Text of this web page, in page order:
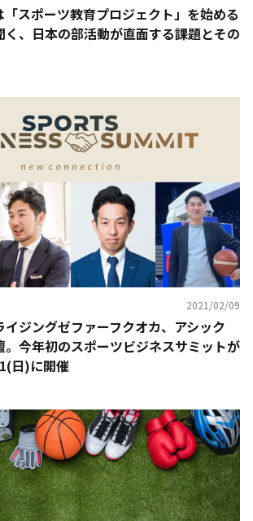
スポーツ教育プロジェクト」を始める
、日本の部活動が直面する課題とその
2021/02/09
イジングゼファーフクオカ、アシック
。今年初のスポーツビジネスサミットが
日)に開催